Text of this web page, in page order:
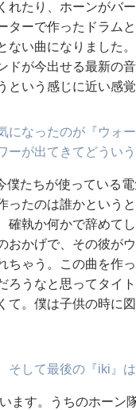
れたり、ホーンがバ
ターで作ったドラム
ない曲になりました
ドが今出せる最新の
という感じに近い感
なったのが『ウォ
ーが出てきてどうい
僕たちが使っている
ったのは誰かという
確執か何かで辞めて
おかげで、その彼が
ちゃう。この曲を作
ろうなと思ってタイ
て。僕は子供の時に
して最後の『iki』
ます。うちのホーン